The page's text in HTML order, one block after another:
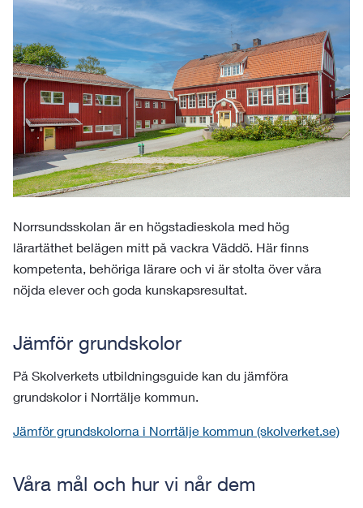
Norrsundsskolan är en högstadieskola med hög
lärartäthet belägen mitt på vackra Väddö. Här finns
kompetenta, behöriga lärare och vi är stolta över våra
nöjda elever och goda kunskapsresultat.
Jämför grundskolor
På Skolverkets utbildningsguide kan du jämföra
grundskolor i Norrtälje kommun.
Jämför grundskolorna i Norrtälje kommun (skolverket.se)
Våra mål och hur vi når dem